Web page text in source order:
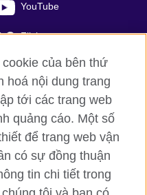
YouTube
Flickr
TikTokcủa bên thứ
hoá nội dung trang
tới các trang web
quảng cáo. Một số
để trang web vận
có sự đồng thuận
tin chi tiết trong